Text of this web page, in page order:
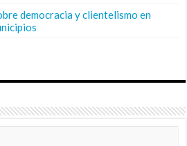
democracia y clientelismo en